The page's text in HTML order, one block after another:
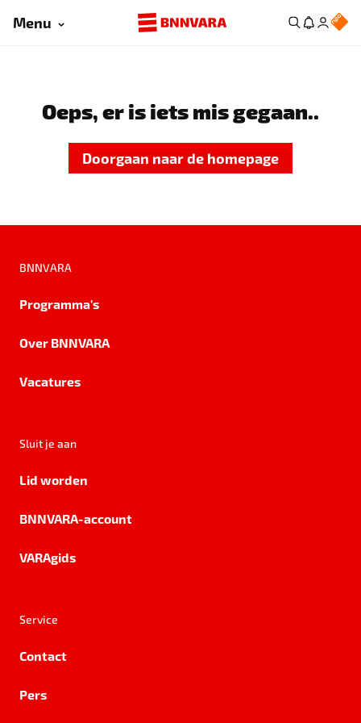
Menu
Oeps, er is iets mis gegaan..
Doorgaan naar de homepage
BNNVARA
Programma's
Over BNNVARA
Vacatures
Sluit je aan
Lid worden
BNNVARA-account
VARAgids
Service
Contact
Pers